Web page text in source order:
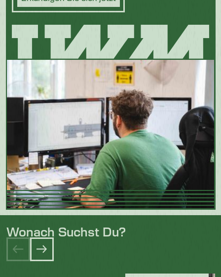
Wonach Suchst Du?